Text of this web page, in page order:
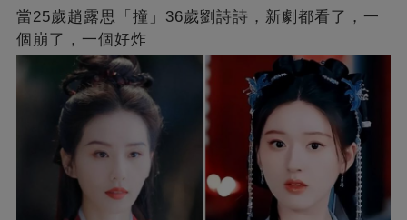
當25歲趙露思「撞」36歲劉詩詩，新劇都看了，一
個崩了，一個好炸